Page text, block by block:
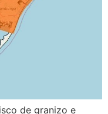
de granizo e